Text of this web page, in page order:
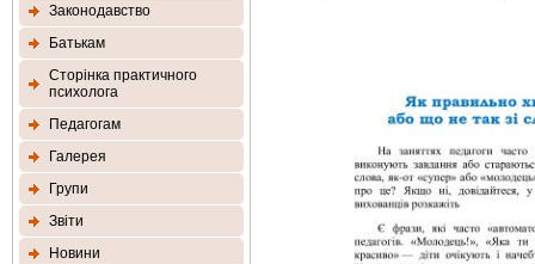
Законодавство
Батькам
Сторінка практичного
психолога
Педагогам
Галерея
Групи
Звіти
Новини